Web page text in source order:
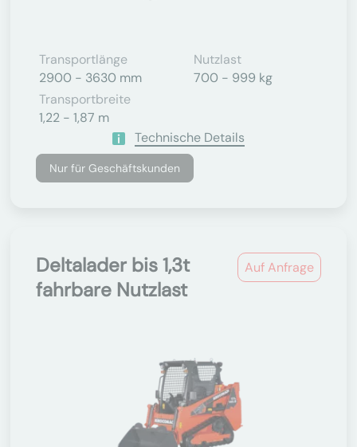
Transportlänge
2900 - 3630 mm
Nutzlast
700 - 999 kg
Transportbreite
1,22 - 1,87 m
Technische Details
Nur für Geschäftskunden
Auf Anfrage
Deltalader bis 1,3t
fahrbare Nutzlast